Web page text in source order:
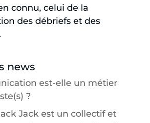
connu, celui de la
des débriefs et des
news
est-elle un métier
?
Jack est un collectif et